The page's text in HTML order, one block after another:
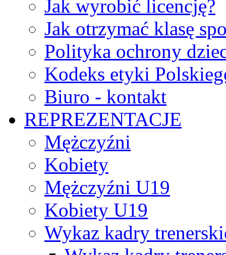
Jak wyrobić licencję?
Jak otrzymać klasę
Polityka ochrony
Kodeks etyki
Biuro - kontakt
REPREZENTACJE
Mężczyźni
Kobiety
Mężczyźni U19
Kobiety U19
Wykaz kadry